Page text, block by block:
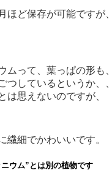
ほど保存が可能ですが
ムって、葉っぱの形も
つしているというか、
は思えないのですが、
繊細でかわいいです。
ウム”とは別の植物です